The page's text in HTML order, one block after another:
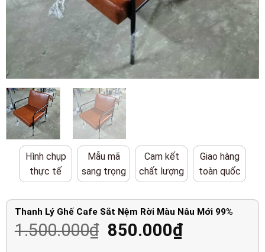
Hình chụp
thực tế
Mẫu mã
sang trọng
Cam kết
chất lượng
Giao hàng
toàn quốc
Thanh Lý Ghế Cafe Sắt Nệm Rời Màu Nâu Mới 99%
1.500.000₫ Giá
850.000₫Giá